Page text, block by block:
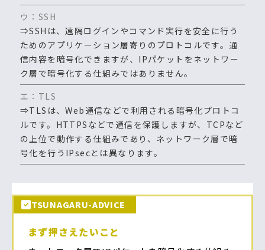
ウ：SSH
⇒SSHは、遠隔ログインやコマンド実行を安全に行う
ためのアプリケーション層寄りのプロトコルです。通
信内容を暗号化できますが、IPパケットをネットワー
ク層で暗号化する仕組みではありません。
エ：TLS
⇒TLSは、Web通信などで利用される暗号化プロトコ
ルです。HTTPSなどで通信を保護しますが、TCPなど
の上位で動作する仕組みであり、ネットワーク層で暗
号化を行うIPsecとは異なります。
TSUNAGARU-ADVICE
まず押さえたいこと